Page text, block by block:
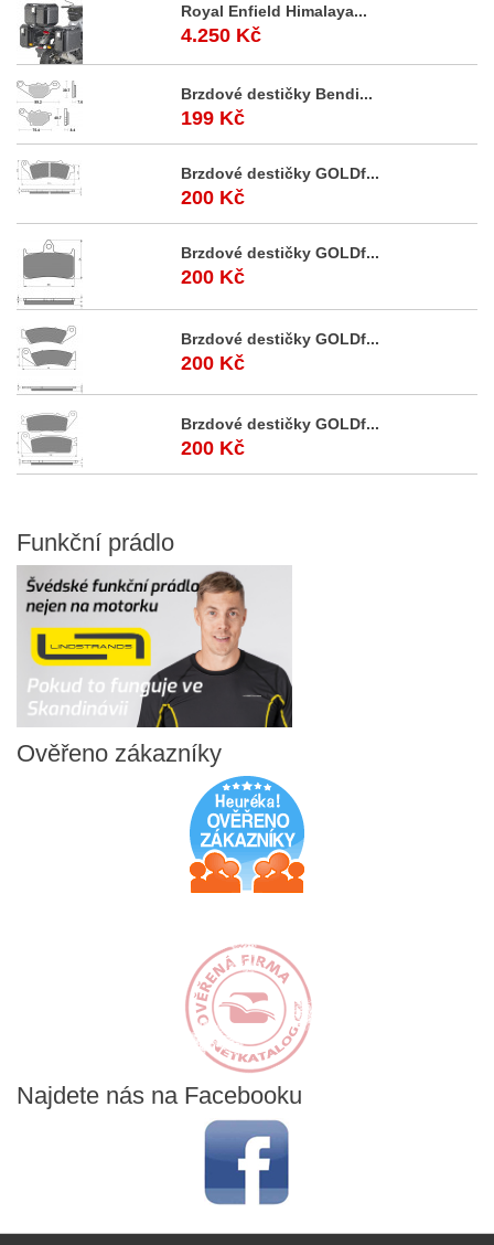
Royal Enfield Himalaya...
4.250 Kč
Brzdové destičky Bendi...
199 Kč
Brzdové destičky GOLDf...
200 Kč
Brzdové destičky GOLDf...
200 Kč
Brzdové destičky GOLDf...
200 Kč
Brzdové destičky GOLDf...
200 Kč
Funkční prádlo
Ověřeno zákazníky
Najdete nás na Facebooku